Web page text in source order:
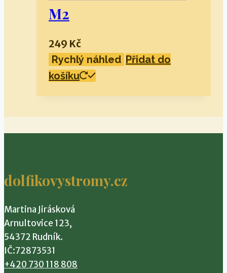
M2
249 Kč
Rychlý náhled Přidat do
košíku
dolfikovystromy.cz
Martina Jirásková
Arnultovice 123,
54372 Rudník.
IČ:72873531
+420 730 118 808